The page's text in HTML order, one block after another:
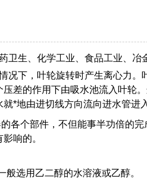
卫生、化学工业、食品工业、冶
况下，叶轮旋转时产生离心力
差的作用下由吸水池流入叶轮
*地由进切线方向流向进水管进
各个部件，不但能事半功倍的
响的。
选用乙二醇的水溶液或乙醇。